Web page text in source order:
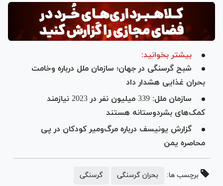
بیشتر بخوانید:
شبح گرسنگی در جهان؛ سازمان ملل درباره وخامت
بحران غذایی هشدار داد
سازمان ملل: 339 میلیون نفر در 2023 نیازمند
کمک‌های بشردوستانه هستند
گزارش یونیسف درباره مرگ‌ومیر کودکان در پی
محاصره یمن
برچسب ها: بحران گرسنگی گرسنگی